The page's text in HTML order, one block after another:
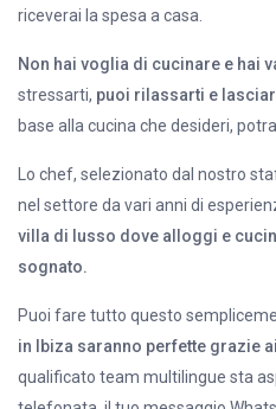
riceverai la spesa a casa.
Non hai voglia di cucinare e hai
stressarti, puoi rilassarti e
base alla cucina che desideri,
Lo chef, selezionato dal nostro
nel settore da vari anni di
villa di lusso dove alloggi e
sognato.
Puoi fare tutto questo
in Ibiza saranno perfette grazie
qualificato team multilingue sta